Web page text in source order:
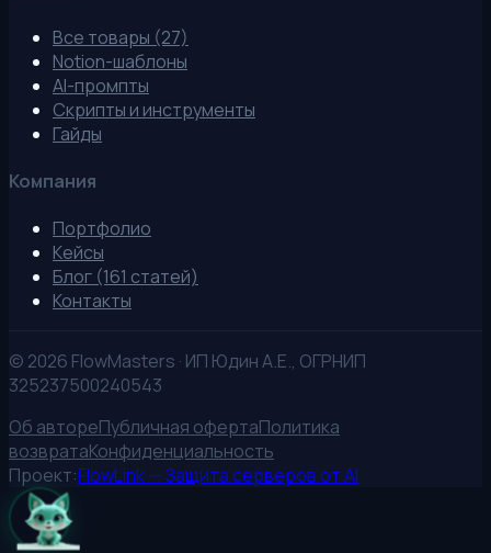
Все товары (27)
Notion-шаблоны
AI-промпты
Скрипты и инструменты
Гайды
Компания
Портфолио
Кейсы
Блог (161 статей)
Контакты
© 2026 FlowMasters · ИП Юдин А.Е., ОГРНИП
325237500240543
Об автореПубличная офертаПолитика
возвратаКонфиденциальность
Проект:FlowLink — Защита серверов от AI